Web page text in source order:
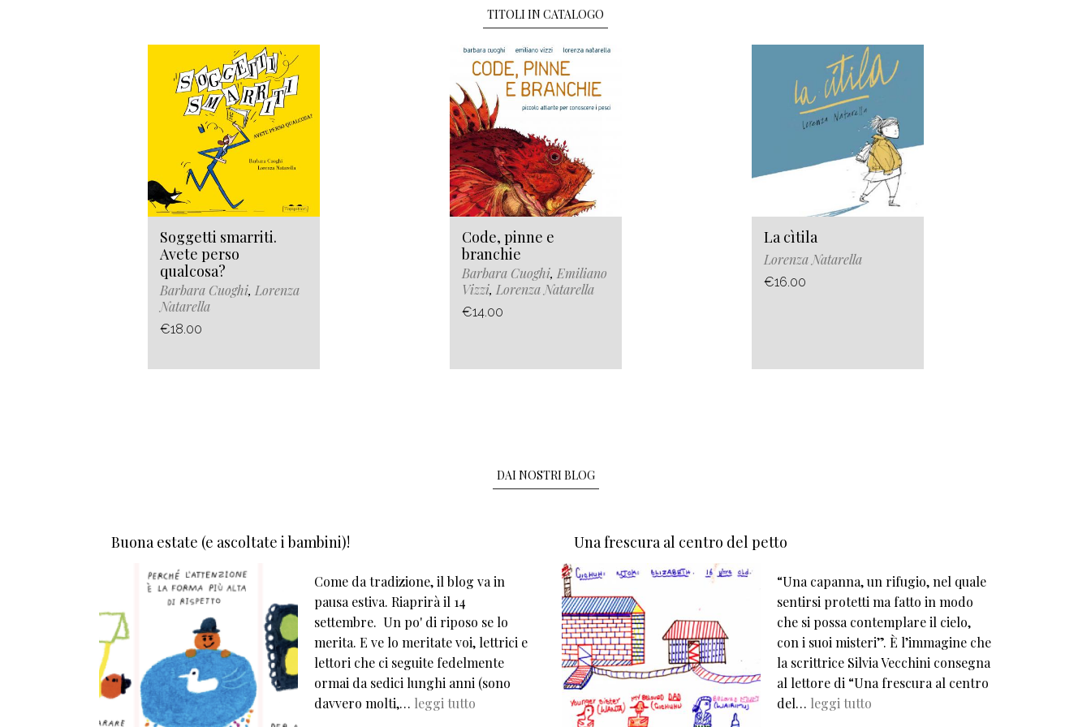
TITOLI IN CATALOGO
Soggetti smarriti.
Avete perso
qualcosa?
Barbara Cuoghi, Lorenza
Natarella
€18.00
Code, pinne e
branchie
Barbara Cuoghi, Emiliano
Vizzi, Lorenza Natarella
€14.00
La cìtila
Lorenza Natarella
€16.00
DAI NOSTRI BLOG
Buona estate (e ascoltate i bambini)!
Come da tradizione, il blog va in
pausa estiva. Riaprirà il 14
settembre. Un po' di riposo se lo
merita. E ve lo meritate voi, lettrici e
lettori che ci seguite fedelmente
ormai da sedici lunghi anni (sono
davvero molti,… leggi tutto
Una frescura al centro del petto
“Una capanna, un rifugio, nel quale
sentirsi protetti ma fatto in modo
che si possa contemplare il cielo,
con i suoi misteri”. È l’immagine che
la scrittrice Silvia Vecchini consegna
al lettore di “Una frescura al centro
del… leggi tutto